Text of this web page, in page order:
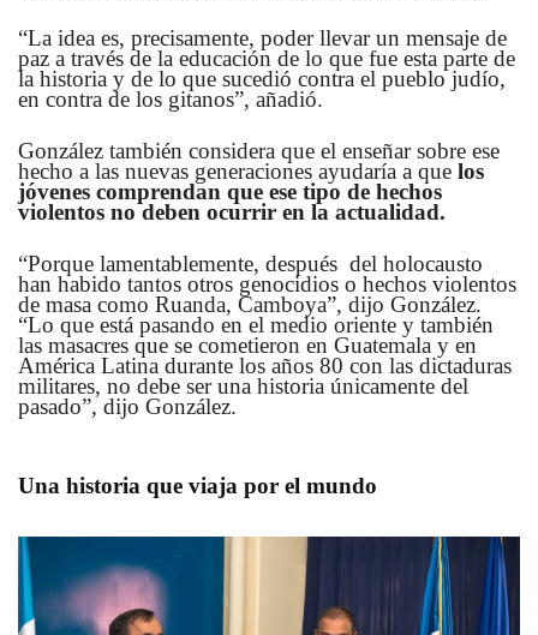
“La idea es, precisamente, poder llevar un mensaje de
paz a través de la educación de lo que fue esta parte de
la historia y de lo que sucedió contra el pueblo judío,
en contra de los gitanos”, añadió.
González también considera que el enseñar sobre ese
hecho a las nuevas generaciones ayudaría a que los
jóvenes comprendan que ese tipo de hechos
violentos no deben ocurrir en la actualidad.
“Porque lamentablemente, después del holocausto
han habido tantos otros genocidios o hechos violentos
de masa como Ruanda, Camboya”, dijo González.
“Lo que está pasando en el medio oriente y también
las masacres que se cometieron en Guatemala y en
América Latina durante los años 80 con las dictaduras
militares, no debe ser una historia únicamente del
pasado”, dijo González.
Una historia que viaja por el mundo